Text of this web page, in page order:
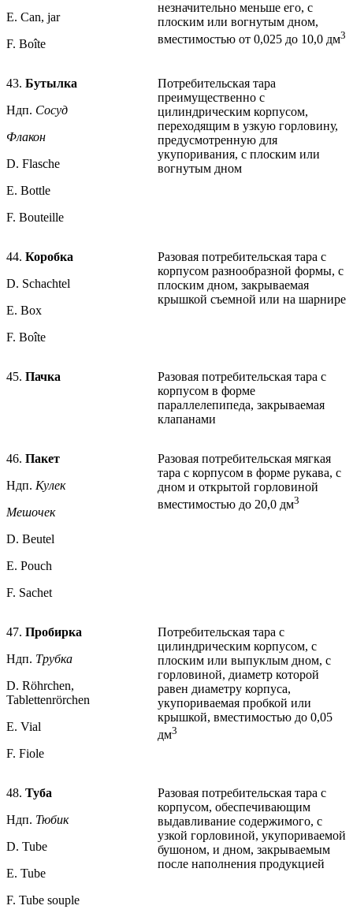
Е. Can, jar
F. Boîte
незначительно меньше его, с
плоским или вогнутым дном,
вместимостью от 0,025 до 10,0 дм3
43. Бутылка
Ндп. Сосуд
Флакон
D. Flasche
Е. Bottle
F. Bouteille
Потребительская тара
преимущественно с
цилиндрическим корпусом,
переходящим в узкую горловину,
предусмотренную для
укупоривания, с плоским или
вогнутым дном
44. Коробка
D. Schachtel
Е. Box
F. Boîte
Разовая потребительская тара с
корпусом разнообразной формы, с
плоским дном, закрываемая
крышкой съемной или на шарнире
45. Пачка
Разовая потребительская тара с
корпусом в форме
параллелепипеда, закрываемая
клапанами
46. Пакет
Ндп. Кулек
Мешочек
D. Beutel
Е. Pouch
F. Sachet
Разовая потребительская мягкая
тара с корпусом в форме рукава, с
дном и открытой горловиной
вместимостью до 20,0 дм3
47. Пробирка
Ндп. Трубка
D. Röhrchen,
Tablettenrörchen
Е. Vial
F. Fiole
Потребительская тара с
цилиндрическим корпусом, с
плоским или выпуклым дном, с
горловиной, диаметр которой
равен диаметру корпуса,
укупориваемая пробкой или
крышкой, вместимостью до 0,05
дм3
48. Туба
Ндп. Тюбик
D. Tube
Е. Tube
F. Tube souple
Разовая потребительская тара с
корпусом, обеспечивающим
выдавливание содержимого, с
узкой горловиной, укупориваемой
бушоном, и дном, закрываемым
после наполнения продукцией